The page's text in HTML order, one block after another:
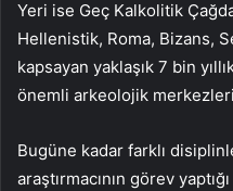
Yeri ise Geç Kalkolitik
Hellenistik, Roma, Bizans,
kapsayan yaklaşık 7 bin
önemli arkeolojik
Bugüne kadar farklı
araştırmacının görev